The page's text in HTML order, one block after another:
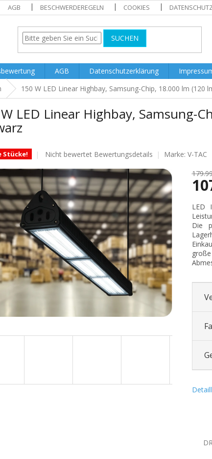
AGB BESCHWERDEREGELN COOKIES
SUCHEN
AGB Datenschutzerklärung
150 W LED Linear Highbay, Samsung-Chip, 18.000 lm (120
LED Linear Highbay, Samsung-
Stücke!
Die
Produktbewertung
ist
0.0
von
Sternen.
Nicht bewertet Bewertungsdetails Marke: V-TAC
LED
Die